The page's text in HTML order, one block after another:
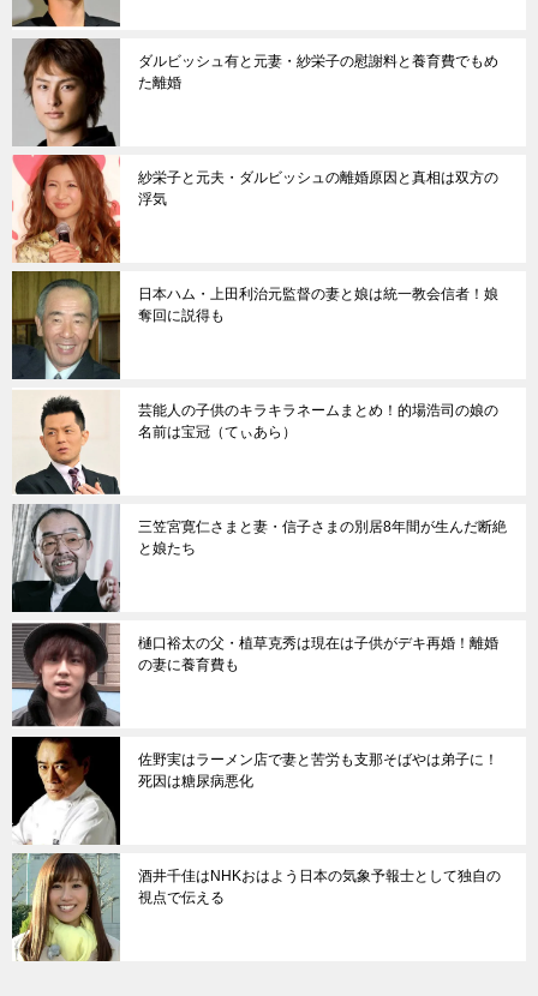
ダルビッシュ有と元妻・紗栄子の慰謝料と養育費でもめ
た離婚
紗栄子と元夫・ダルビッシュの離婚原因と真相は双方の
浮気
日本ハム・上田利治元監督の妻と娘は統一教会信者！娘
奪回に説得も
芸能人の子供のキラキラネームまとめ！的場浩司の娘の
名前は宝冠（てぃあら）
三笠宮寛仁さまと妻・信子さまの別居8年間が生んだ断絶
と娘たち
樋口裕太の父・植草克秀は現在は子供がデキ再婚！離婚
の妻に養育費も
佐野実はラーメン店で妻と苦労も支那そばやは弟子に！
死因は糖尿病悪化
酒井千佳はNHKおはよう日本の気象予報士として独自の
視点で伝える